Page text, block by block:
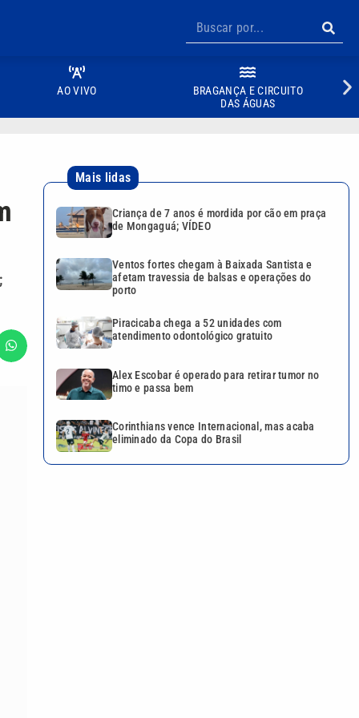
AO VIVO
BRAGANÇA E CIRCUITO
DAS ÁGUAS
Mais lidas
Criança de 7 anos é mordida por cão em praça
de Mongaguá; VÍDEO
Ventos fortes chegam à Baixada Santista e
afetam travessia de balsas e operações do
porto
Piracicaba chega a 52 unidades com
atendimento odontológico gratuito
Alex Escobar é operado para retirar tumor no
timo e passa bem
Corinthians vence Internacional, mas acaba
eliminado da Copa do Brasil